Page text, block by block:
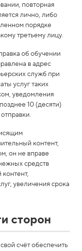
повторная
лично, либо
порядке
третьему лицу.
об обучении
в адрес
служб при
услуг таких
уведомления
10 (десяти)
контент,
он не вправе
средств
увеличения срока
сторон
счёт обеспечить